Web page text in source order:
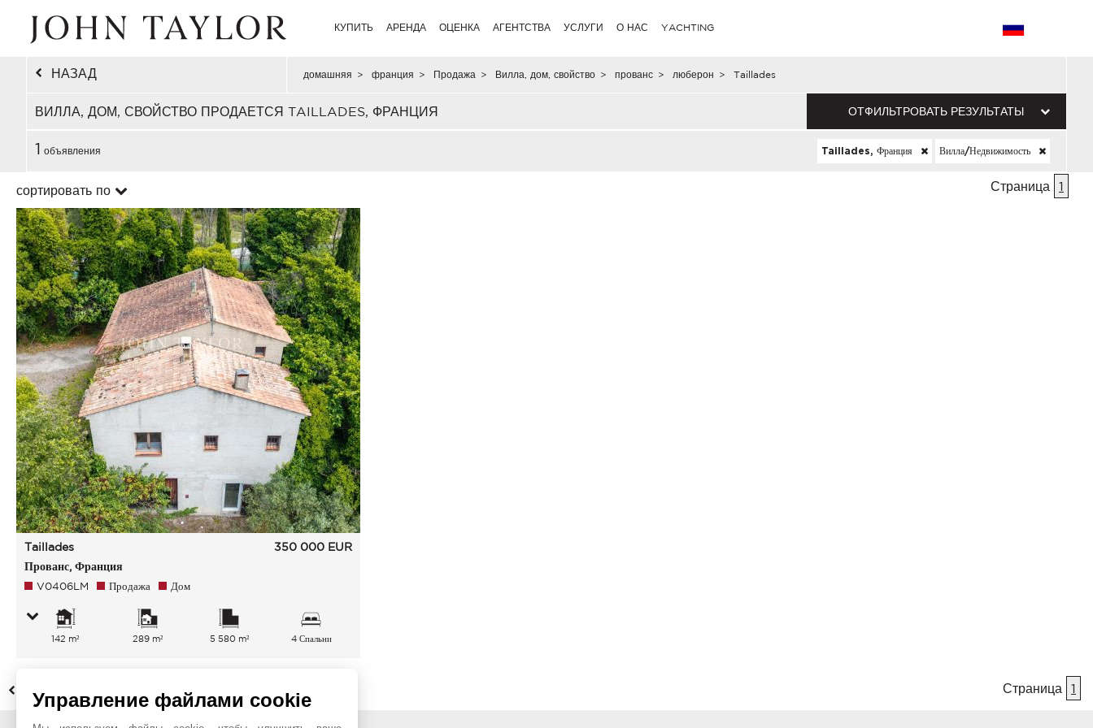
КУПИТЬ АРЕНДА ОЦЕНКА АГЕНТСТВА УСЛУГИ О НАС YACHTING
НАЗАД домашняя > франция > Продажа > Вилла, дом, свойство > прованс > люберон > Taillades
ВИЛЛА, ДОМ, СВОЙСТВО ПРОДАЕТСЯ TAILLADES, ФРАНЦИЯ ОТФИЛЬТРОВАТЬ РЕЗУЛЬТАТЫ
1 объявления Taillades, Франция Вилла/недвижимость
сортировать по Страница 1
Taillades
Прованс, Франция
350 000 EUR
V0406LM Продажа Дом
142 m² 289 m² 5 580 m² 4 Спальни
НАЗАД Страница 1
Управление файлами cookie